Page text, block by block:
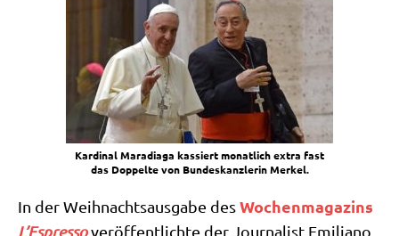
Kar­di­nal Mara­dia­ga kas­siert monat­lich extra fast
das Dop­pel­te von Bun­des­kanz­le­rin Merkel.
In der Weih­nachts­aus­ga­be desWochen­ma­ga­zins
L’Espressover­öf­fent­lich­te der Jour­na­list Emi­lia­no